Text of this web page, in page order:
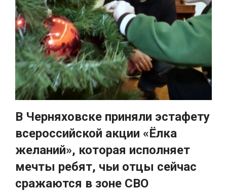
В Черняховске приняли эстафету
всероссийской акции «Ёлка
желаний», которая исполняет
мечты ребят, чьи отцы сейчас
сражаются в зоне СВО